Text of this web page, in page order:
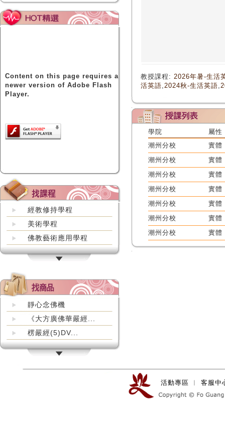
Content on this page requires a
newer version of Adobe Flash
Player.
經教修持學程
美術學程
佛教藝術應用學程
靜心念佛機
《大方廣佛華嚴經...
楞嚴經(5)DV...
教授課程: 2026年暑-生活
活英語,2024秋-生活英語,
學院
屬性
潮州分校
實體
潮州分校
實體
潮州分校
實體
潮州分校
實體
潮州分校
實體
潮州分校
實體
潮州分校
實體
活動專區 ︱ 客服中